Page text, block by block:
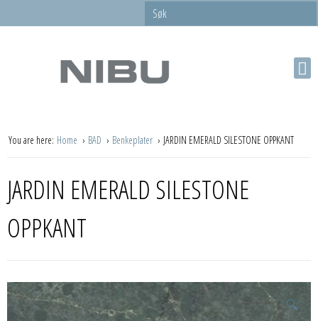
You are here: Home BAD Benkeplater JARDIN EMERALD SILESTONE OPPKANT
JARDIN EMERALD SILESTONE
OPPKANT
🔍